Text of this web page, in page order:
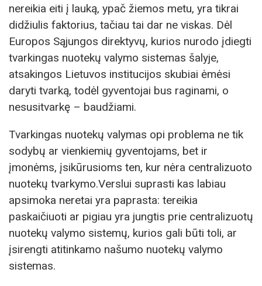
nereikia eiti į lauką, ypač žiemos metu, yra tikrai
didžiulis faktorius, tačiau tai dar ne viskas. Dėl
Europos Sąjungos direktyvų, kurios nurodo įdiegti
tvarkingas nuotekų valymo sistemas šalyje,
atsakingos Lietuvos institucijos skubiai ėmėsi
daryti tvarką, todėl gyventojai bus raginami, o
nesusitvarkę – baudžiami.
Tvarkingas nuotekų valymas opi problema ne tik
sodybų ar vienkiemių gyventojams, bet ir
įmonėms, įsikūrusioms ten, kur nėra centralizuoto
nuotekų tvarkymo.Verslui suprasti kas labiau
apsimoka neretai yra paprasta: tereikia
paskaičiuoti ar pigiau yra jungtis prie centralizuotų
nuotekų valymo sistemų, kurios gali būti toli, ar
įsirengti atitinkamo našumo nuotekų valymo
sistemas.